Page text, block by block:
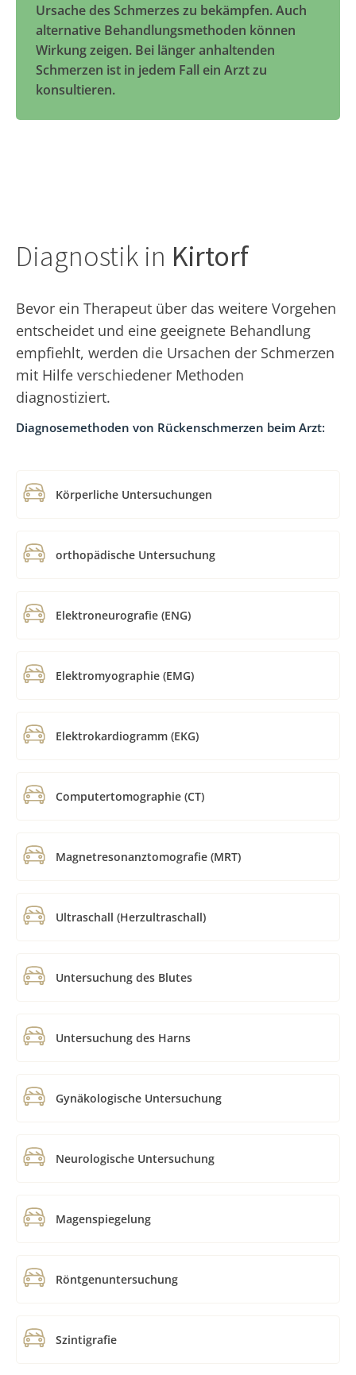
Ursache des Schmerzes zu bekämpfen. Auch
alternative Behandlungsmethoden können
Wirkung zeigen. Bei länger anhaltenden
Schmerzen ist in jedem Fall ein Arzt zu
konsultieren.
Diagnostik in Kirtorf
Bevor ein Therapeut über das weitere Vorgehen
entscheidet und eine geeignete Behandlung
empfiehlt, werden die Ursachen der Schmerzen
mit Hilfe verschiedener Methoden
diagnostiziert.
Diagnosemethoden von Rückenschmerzen beim Arzt:
Körperliche Untersuchungen
orthopädische Untersuchung
Elektroneurografie (ENG)
Elektromyographie (EMG)
Elektrokardiogramm (EKG)
Computertomographie (CT)
Magnetresonanztomografie (MRT)
Ultraschall (Herzultraschall)
Untersuchung des Blutes
Untersuchung des Harns
Gynäkologische Untersuchung
Neurologische Untersuchung
Magenspiegelung
Röntgenuntersuchung
Szintigrafie